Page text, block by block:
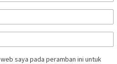
saya pada peramban ini untuk